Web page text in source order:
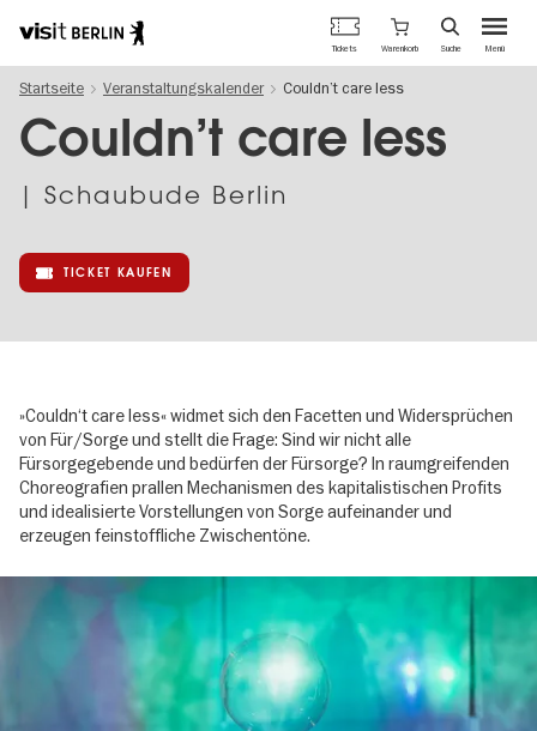
zum
Inhalt
Berlins
offizielles
Tourismusportal
Menü
Tickets Warenkorb Suche
Startseite Veranstaltungskalender Couldn’t care less
Couldn’t care less
| Schaubude Berlin
TICKET KAUFEN
»Couldn‘t care less« widmet sich den Facetten und Widersprüchen
von Für/Sorge und stellt die Frage: Sind wir nicht alle
Fürsorgegebende und bedürfen der Fürsorge? In raumgreifenden
Choreografien prallen Mechanismen des kapitalistischen Profits
und idealisierte Vorstellungen von Sorge aufeinander und
erzeugen feinstoffliche Zwischentöne.